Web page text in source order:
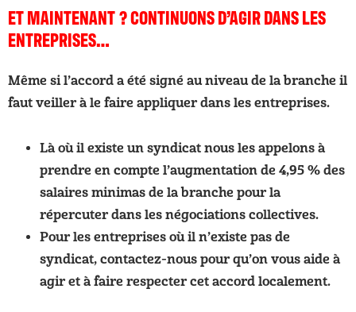
ET MAINTENANT ? CONTINUONS D’AGIR DANS LES
ENTREPRISES…
Même si l’accord a été signé au niveau de la branche il
faut veiller à le faire appliquer dans les entreprises.
Là où il existe un syndicat nous les appelons à
prendre en compte l’augmentation de 4,95 % des
salaires minimas de la branche pour la
répercuter dans les négociations collectives.
Pour les entreprises où il n’existe pas de
syndicat, contactez-nous pour qu’on vous aide à
agir et à faire respecter cet accord localement.